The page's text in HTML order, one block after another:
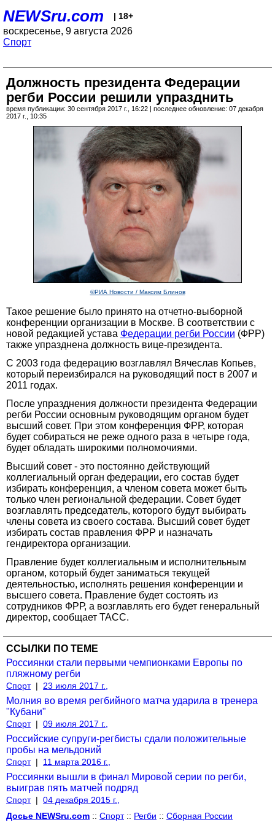
NEWSru.com | 18+
воскресенье, 9 августа 2026
Спорт
Должность президента Федерации
регби России решили упразднить
время публикации: 30 сентября 2017 г., 16:22 | последнее обновление: 07 декабря
2017 г., 10:35
©РИА Новости / Максим Блинов
Такое решение было принято на отчетно-выборной
конференции организации в Москве. В соответствии с
новой редакцией устава Федерации регби России (ФРР)
также упразднена должность вице-президента.
С 2003 года федерацию возглавлял Вячеслав Копьев,
который переизбирался на руководящий пост в 2007 и
2011 годах.
После упразднения должности президента Федерации
регби России основным руководящим органом будет
высший совет. При этом конференция ФРР, которая
будет собираться не реже одного раза в четыре года,
будет обладать широкими полномочиями.
Высший совет - это постоянно действующий
коллегиальный орган федерации, его состав будет
избирать конференция, а членом совета может быть
только член региональной федерации. Совет будет
возглавлять председатель, которого будут выбирать
члены совета из своего состава. Высший совет будет
избирать состав правления ФРР и назначать
гендиректора организации.
Правление будет коллегиальным и исполнительным
органом, который будет заниматься текущей
деятельностью, исполнять решения конференции и
высшего совета. Правление будет состоять из
сотрудников ФРР, а возглавлять его будет генеральный
директор, сообщает ТАСС.
ССЫЛКИ ПО ТЕМЕ
Россиянки стали первыми чемпионками Европы по
пляжному регби
Спорт | 23 июля 2017 г.,
Молния во время регбийного матча ударила в тренера
"Кубани"
Спорт | 09 июля 2017 г.,
Российские супруги-регбисты сдали положительные
пробы на мельдоний
Спорт | 11 марта 2016 г.,
Россиянки вышли в финал Мировой серии по регби,
выиграв пять матчей подряд
Спорт | 04 декабря 2015 г.,
Досье NEWSru.com :: Спорт:: Регби :: Сборная России